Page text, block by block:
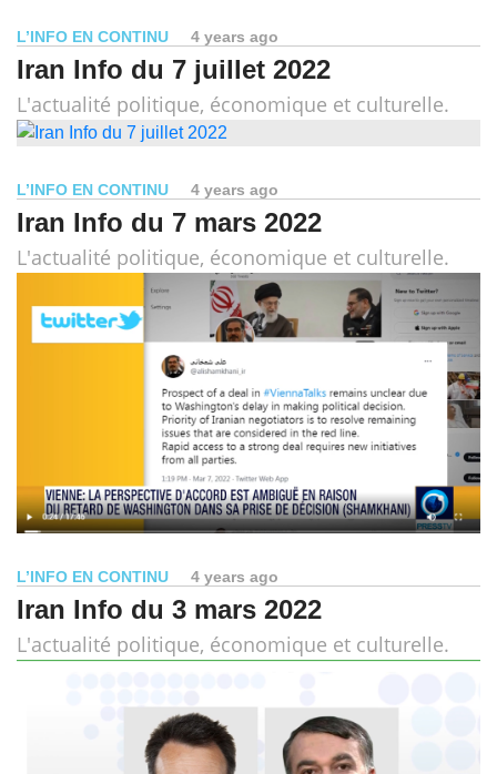
L’INFO EN CONTINU 4 years ago
Iran Info du 7 juillet 2022
L'actualité politique, économique et culturelle.
L’INFO EN CONTINU 4 years ago
Iran Info du 7 mars 2022
L'actualité politique, économique et culturelle.
L’INFO EN CONTINU 4 years ago
Iran Info du 3 mars 2022
L'actualité politique, économique et culturelle.